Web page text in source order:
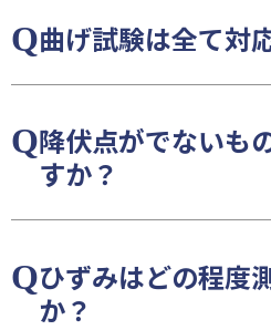
曲げ試験は全て対
降伏点がでないも
すか？
ひずみはどの程度
か？